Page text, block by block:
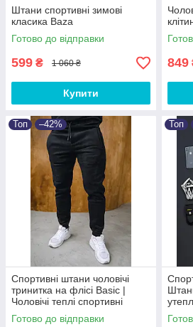
Штани спортивні зимові
класика Baza
Готово до відправки
599 ₴ 1 060 ₴
Купити
849
Топ –42%
Спортивні штани чоловічі
тринитка на флісі Basic |
Чоловічі теплі спортивні
штани від XS до 3XL
Готово до відправки
Топ